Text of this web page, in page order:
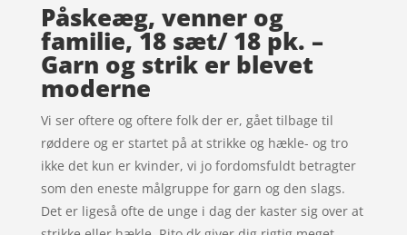
Påskeæg, venner og
familie, 18 sæt/ 18 pk. –
Garn og strik er blevet
moderne
Vi ser oftere og oftere folk der er, gået tilbage til
røddere og er startet på at strikke og hækle- og tro
ikke det kun er kvinder, vi jo fordomsfuldt betragter
som den eneste målgruppe for garn og den slags.
Det er ligeså ofte de unge i dag der kaster sig over at